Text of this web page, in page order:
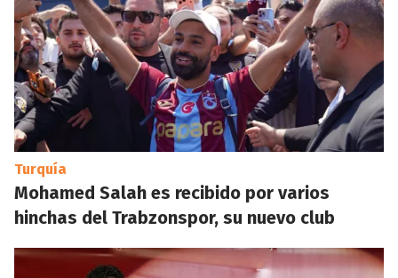
Turquía
Mohamed Salah es recibido por varios
hinchas del Trabzonspor, su nuevo club